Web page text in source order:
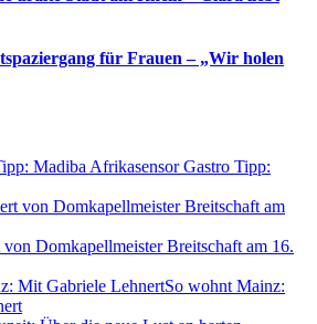
für Frauen – „Wir holen
sensor Gastro Tipp:
Domkapellmeister Breitschaft am 16.
So wohnt Mainz: